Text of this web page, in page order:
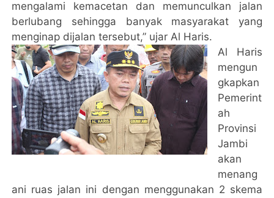
mengalami kemacetan dan memunculkan jalan
berlubang sehingga banyak masyarakat yang
menginap dijalan tersebut,” ujar Al Haris.
Al Haris
mengun
gkapkan
Pemerint
ah
Provinsi
Jambi
akan
menang
ani ruas jalan ini dengan menggunakan 2 skema